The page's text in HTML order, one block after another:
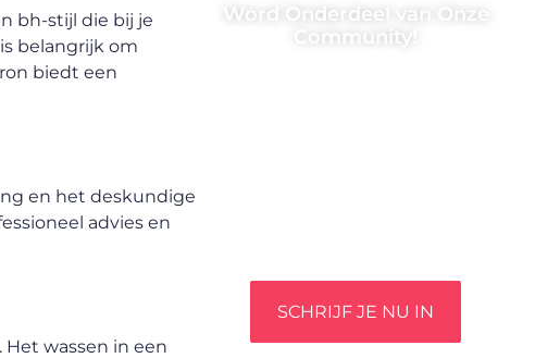
bh-stijl die bij je
belangrijk om
biedt een
en het deskundige
advies en
wassen in een
Word Onderdeel van Onze
Community!
SCHRIJF JE NU IN